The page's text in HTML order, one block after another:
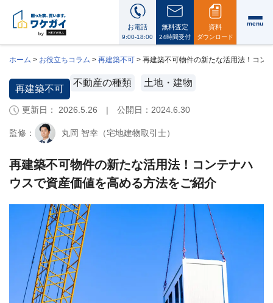
お電話
9:00-18:00
無料査定
24時間受付
資料
ダウンロード
menu
i
ワ
ケ
ガ
に
つ
い
会
社
案
内・
代
表
メ
ッ
セ
ー
ジ
ホーム > お役立ちコラム > 再建築不可 > 再建築不可物件の新たな活用法！コン
再建築不可
不動産の種類 土地・建物
更新日： 2026.5.26 | 公開日： 2024.6.30
監修： 丸岡 智幸（宅地建物取引士）
再建築不可物件の新たな活用法！コンテナハ
ウスで資産価値を高める方法をご紹介